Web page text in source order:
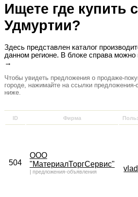
Ищете где купить
Удмуртии?
Здесь представлен каталог
данном регионе. В блоке справа можно
→
Чтобы увидеть предложения о продаже-
городе, нажимайте на ссылки предложения-
ниже.
ID Фирма
504
ООО
"МатериалТоргСервис"
| предложения-объявления